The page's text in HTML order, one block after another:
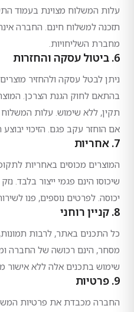
תזכנה למשלוח חינם. החברה
מחברת השליחויות.
6. ביטול עסקה והחזרות
בהתאם לחוק הגנת הצרכן.
תקין, ללא שימוש. עלות
אם הוחזר עקב פגם. הזיכוי יבוצע תוך 5-7 ימי
7. אחריות
המוצרים מכוסים באחריות
שיכוסו הינם פגמי ייצור בלבד.
יכוסה. לפרטים נוספים, פנו
8. קניין רוחני
כל התכנים באתר, לרבות
מסחר, הינם רכושה של החברה
שימוש בתכנים אלה ללא אישור
9. פרטיות
החברה מכבדת את פרטיות